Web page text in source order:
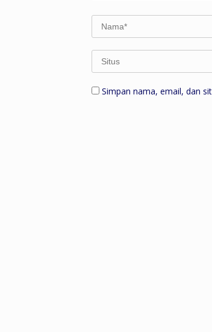
Simpan nama, email, dan